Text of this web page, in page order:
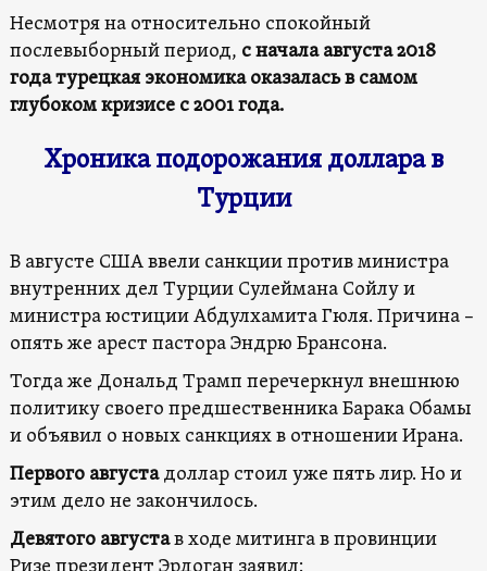
Несмотря на относительно спокойный
послевыборный период, с начала августа 2018
года турецкая экономика оказалась в самом
глубоком кризисе с 2001 года.
Хроника подорожания доллара в
Турции
В августе США ввели санкции против министра
внутренних дел Турции Сулеймана Сойлу и
министра юстиции Абдулхамита Гюля. Причина –
опять же арест пастора Эндрю Брансона.
Тогда же Дональд Трамп перечеркнул внешнюю
политику своего предшественника Барака Обамы
и объявил о новых санкциях в отношении Ирана.
Первого августадоллар стоил уже пять лир. Но и
этим дело не закончилось.
Девятого августав ходе митинга в провинции